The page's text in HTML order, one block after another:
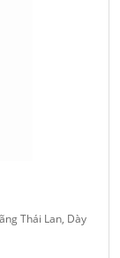
Thái Lan, Dày